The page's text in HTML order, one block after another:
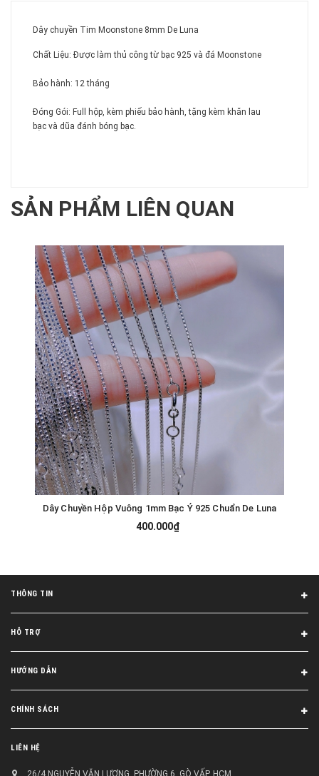
Dây chuyền Tim Moonstone 8mm De Luna
Chất Liệu: Được làm thủ công từ bạc 925 và đá Moonstone
Bảo hành: 12 tháng
Đóng Gói: Full hộp, kèm phiếu bảo hành, tặng kèm khăn lau
bạc và dũa đánh bóng bạc.
SẢN PHẨM LIÊN QUAN
Dây Chuyền Hộp Vuông 1mm Bạc Ý 925 Chuẩn De Luna
400.000₫
THÔNG TIN
HỖ TRỢ
HƯỚNG DẪN
CHÍNH SÁCH
LIÊN HỆ
26/4 NGUYỄN VĂN LƯỢNG, PHƯỜNG 6, GÒ VẤP, HCM